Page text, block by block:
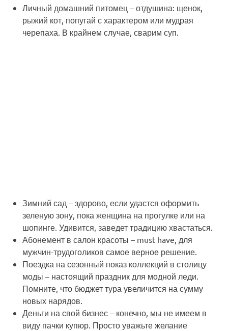
Личный домашний питомец – отдушина: щенок,
рыжий кот, попугай с характером или мудрая
черепаха. В крайнем случае, сварим суп.
Зимний сад – здорово, если удастся оформить
зеленую зону, пока женщина на прогулке или на
шопинге. Удивится, заведет традицию хвастаться.
Абонемент в салон красоты – must have, для
мужчин-трудоголиков самое верное решение.
Поездка на сезонный показ коллекций в столицу
моды – настоящий праздник для модной леди.
Помните, что бюджет тура увеличится на сумму
новых нарядов.
Деньги на свой бизнес – конечно, мы не имеем в
виду пачки купюр. Просто уважьте желание